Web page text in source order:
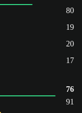
80
19
20
17
76
91